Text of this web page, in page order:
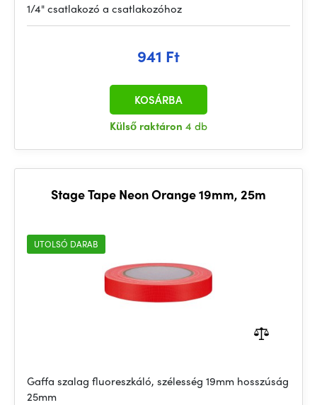
1/4" csatlakozó a csatlakozóhoz
941 Ft
Külső raktáron 4 db
KOSÁRBA
Stage Tape Neon Orange 19mm, 25m
UTOLSÓ DARAB
Gaffa szalag fluoreszkáló, szélesség 19mm hosszúság
25mm